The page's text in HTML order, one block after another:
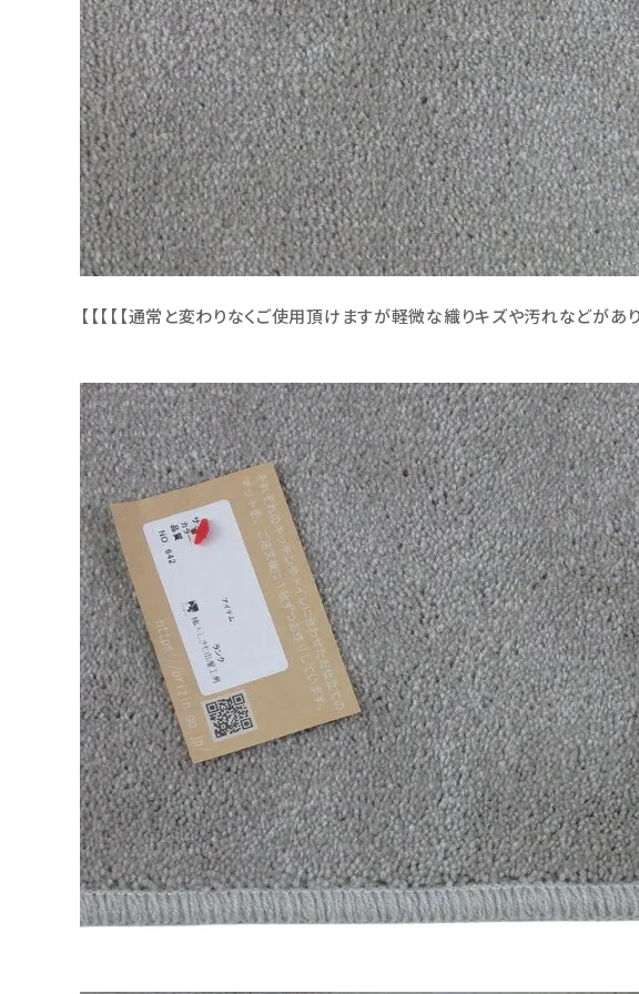
【【【【【通常と変わりなくご使用頂けますが軽微な織りキズや汚れなどがあり